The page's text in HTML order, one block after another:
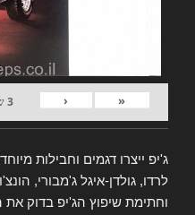
«
‹
3
ג'יפ ייצרו דגמים וחבילות
לרדו, גולדן-איגל ג'מבורי,
וחתימת שיפוץ הג'יפ בדוק